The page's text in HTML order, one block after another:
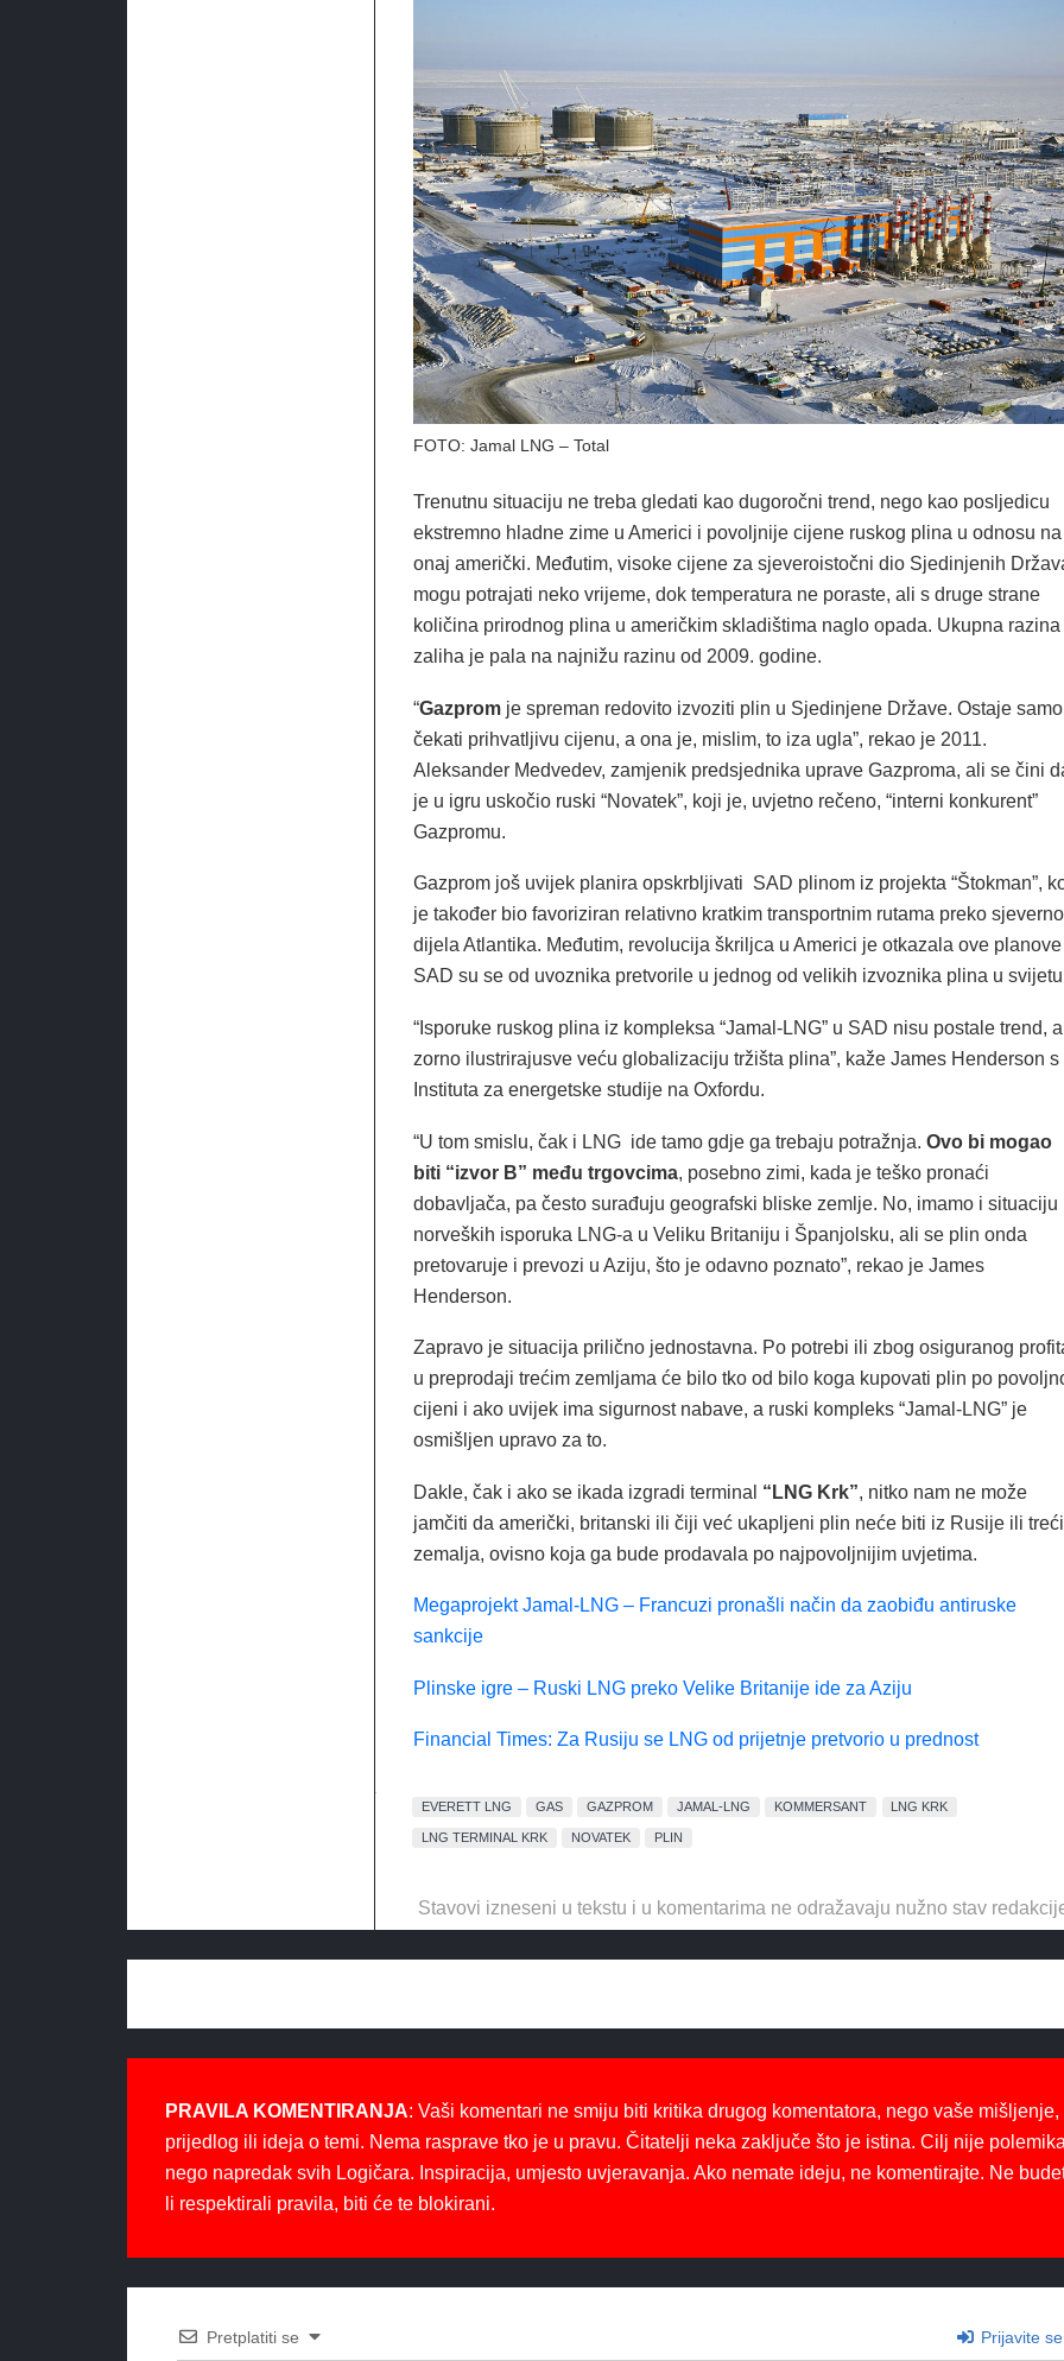
FOTO: Jamal LNG – Total
Trenutnu situaciju ne treba gledati kao dugoročni trend, nego kao posljedicu
ekstremno hladne zime u Americi i povoljnije cijene ruskog plina u odnosu na
onaj američki. Međutim, visoke cijene za sjeveroistočni dio Sjedinjenih
mogu potrajati neko vrijeme, dok temperatura ne poraste, ali s druge strane
količina prirodnog plina u američkim skladištima naglo opada. Ukupna razina
zaliha je pala na najnižu razinu od 2009. godine.
“Gazpromje spreman redovito izvoziti plin u Sjedinjene Države. Ostaje samo
čekati prihvatljivu cijenu, a ona je, mislim, to iza ugla”, rekao je 2011.
Aleksander Medvedev, zamjenik predsjednika uprave Gazproma, ali se čini
je u igru uskočio ruski “Novatek”, koji je, uvjetno rečeno, “interni konkurent”
Gazpromu.
Gazprom još uvijek planira opskrbljivati SAD plinom iz projekta “Štokman”,
je također bio favoriziran relativno kratkim transportnim rutama preko
dijela Atlantika. Međutim, revolucija škriljca u Americi je otkazala ove planove
SAD su se od uvoznika pretvorile u jednog od velikih izvoznika plina u
“Isporuke ruskog plina iz kompleksa “Jamal-LNG” u SAD nisu postale trend,
zorno ilustrirajusve veću globalizaciju tržišta plina”, kaže James Henderson s
Instituta za energetske studije na Oxfordu.
“U tom smislu, čak i LNG ide tamo gdje ga trebaju potražnja. Ovo bi mogao
biti “izvor B” među trgovcima, posebno zimi, kada je teško pronaći
dobavljača, pa često surađuju geografski bliske zemlje. No, imamo i situaciju
norveških isporuka LNG-a u Veliku Britaniju i Španjolsku, ali se plin onda
pretovaruje i prevozi u Aziju, što je odavno poznato”, rekao je James
Henderson.
Zapravo je situacija prilično jednostavna. Po potrebi ili zbog osiguranog
u preprodaji trećim zemljama će bilo tko od bilo koga kupovati plin po
cijeni i ako uvijek ima sigurnost nabave, a ruski kompleks “Jamal-LNG” je
osmišljen upravo za to.
Dakle, čak i ako se ikada izgradi terminal “LNG Krk”, nitko nam ne može
jamčiti da američki, britanski ili čiji već ukapljeni plin neće biti iz Rusije ili
zemalja, ovisno koja ga bude prodavala po najpovoljnijim uvjetima.
Megaprojekt Jamal-LNG – Francuzi pronašli način da zaobiđu antiruske
sankcije
Plinske igre – Ruski LNG preko Velike Britanije ide za Aziju
Financial Times: Za Rusiju se LNG od prijetnje pretvorio u prednost
EVERETT LNG GAS GAZPROM JAMAL-LNG KOMMERSANT LNG KRK
LNG TERMINAL KRK NOVATEK PLIN
Stavovi izneseni u tekstu i u komentarima ne odražavaju nužno stav
PRAVILA KOMENTIRANJA: Vaši komentari ne smiju biti kritika drugog komentatora, nego vaše mišljenje,
prijedlog ili ideja o temi. Nema rasprave tko je u pravu. Čitatelji neka zaključe što je istina. Cilj nije
nego napredak svih Logičara. Inspiracija, umjesto uvjeravanja. Ako nemate ideju, ne komentirajte. Ne
li respektirali pravila, biti će te blokirani.
Pretplatiti se Prijavite se